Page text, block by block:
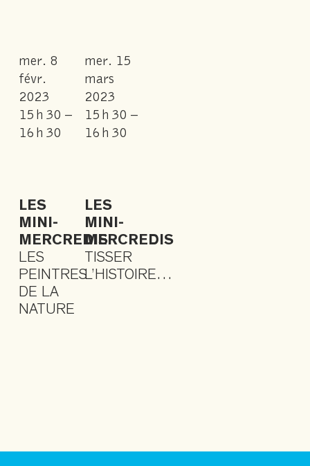
mer. 8
févr.
2023
15 h 30 –
16 h 30
LES
MINI-
MERCREDIS
LES
PEINTRES
DE LA
NATURE
mer. 15
mars
2023
15 h 30 –
16 h 30
LES
MINI-
MERCREDIS
TISSER
L’HISTOIRE…